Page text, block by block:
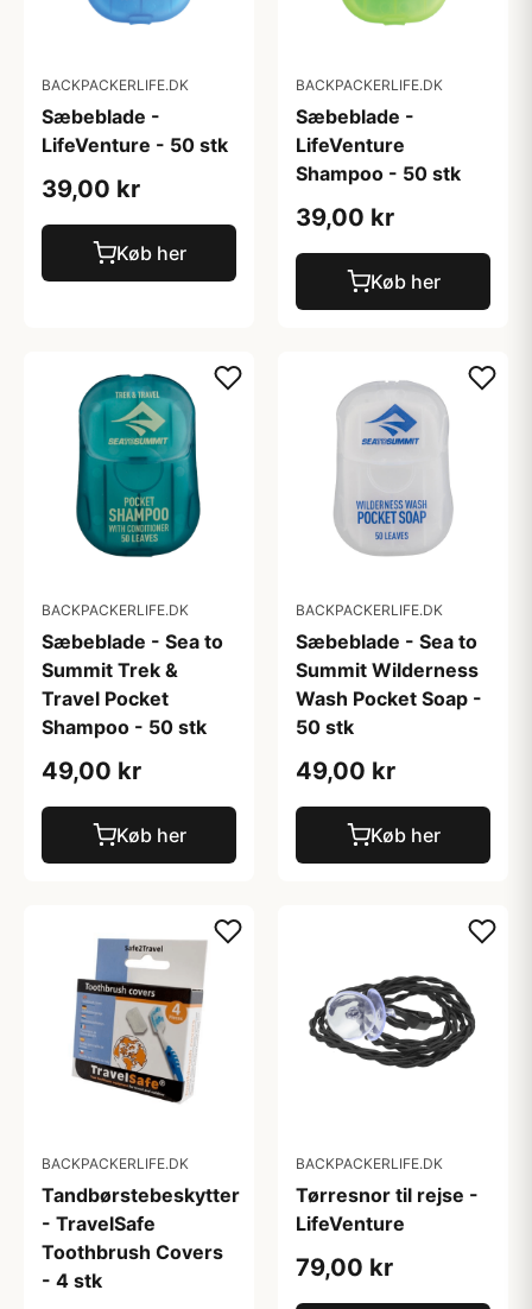
BACKPACKERLIFE.DK
Sæbeblade -
LifeVenture - 50 stk
39,00 kr
Køb her
BACKPACKERLIFE.DK
Sæbeblade -
LifeVenture
Shampoo - 50 stk
39,00 kr
Køb her
BACKPACKERLIFE.DK
Sæbeblade - Sea to
Summit Trek &
Travel Pocket
Shampoo - 50 stk
49,00 kr
Køb her
BACKPACKERLIFE.DK
Sæbeblade - Sea to
Summit Wilderness
Wash Pocket Soap -
50 stk
49,00 kr
Køb her
BACKPACKERLIFE.DK
Tandbørstebeskytter
- TravelSafe
Toothbrush Covers
- 4 stk
BACKPACKERLIFE.DK
Tørresnor til rejse -
LifeVenture
79,00 kr